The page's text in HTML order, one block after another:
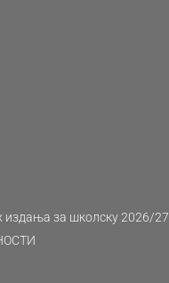
издања за школску 2026/27.